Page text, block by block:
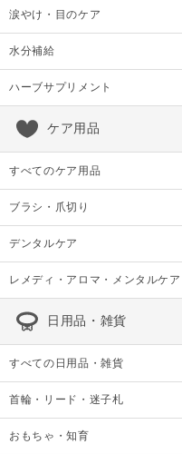
涙やけ・目のケア
水分補給
ハーブサプリメント
ケア用品
すべてのケア用品
ブラシ・爪切り
デンタルケア
レメディ・アロマ・メンタルケア
日用品・雑貨
すべての日用品・雑貨
首輪・リード・迷子札
おもちゃ・知育